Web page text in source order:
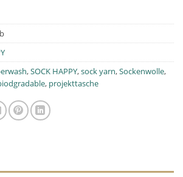
,SOCK HAPPY,sock yarn,Sockenwolle,
, projekttasche